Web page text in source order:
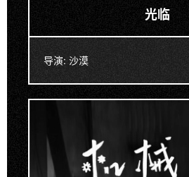
光临
导演: 沙漠